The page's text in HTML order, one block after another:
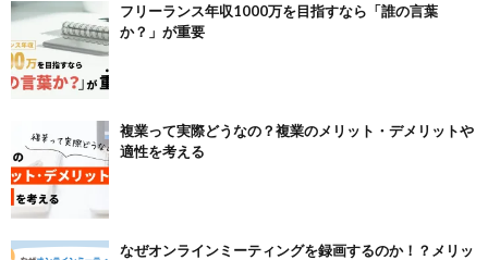
フリーランス年収1000万を目指すなら「誰の言葉
か？」が重要
複業って実際どうなの？複業のメリット・デメリットや
適性を考える
なぜオンラインミーティングを録画するのか！？メリッ